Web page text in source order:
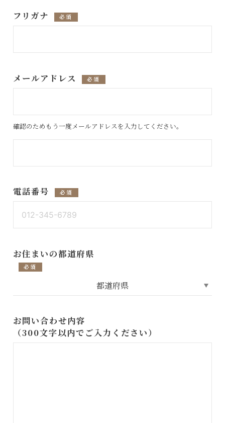
フリガナ 必須
メールアドレス 必須
確認のためもう一度メールアドレスを入力してください。
電話番号 必須
お住まいの都道府県
必須
お問い合わせ内容
（300文字以内でご入力ください）